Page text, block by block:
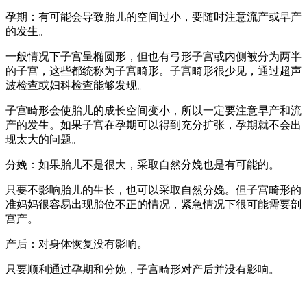
孕期：有可能会导致胎儿的空间过小，要随时注意流产或早产
的发生。
一般情况下子宫呈椭圆形，但也有弓形子宫或内侧被分为两半
的子宫，这些都统称为子宫畸形。子宫畸形很少见，通过超声
波检查或妇科检查能够发现。
子宫畸形会使胎儿的成长空间变小，所以一定要注意早产和流
产的发生。如果子宫在孕期可以得到充分扩张，孕期就不会出
现太大的问题。
分娩：如果胎儿不是很大，采取自然分娩也是有可能的。
只要不影响胎儿的生长，也可以采取自然分娩。但子宫畸形的
准妈妈很容易出现胎位不正的情况，紧急情况下很可能需要剖
宫产。
产后：对身体恢复没有影响。
只要顺利通过孕期和分娩，子宫畸形对产后并没有影响。